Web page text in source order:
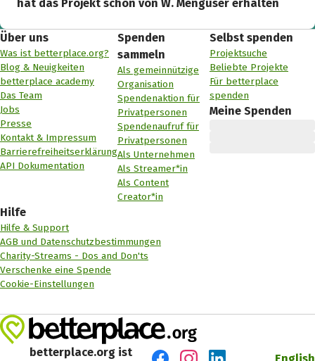
hat das Projekt schon von W. Menguser erhalten
Über uns
Was ist betterplace.org?
Blog & Neuigkeiten
betterplace academy
Das Team
Jobs
Presse
Kontakt & Impressum
Barrierefreiheitserklärung
API Dokumentation
Spenden
sammeln
Als gemeinnützige
Organisation
Spendenaktion für
Privatpersonen
Spendenaufruf für
Privatpersonen
Als Unternehmen
Als Streamer*in
Als Content
Creator*in
Selbst spenden
Projektsuche
Beliebte Projekte
Für betterplace
spenden
Meine Spenden
Hilfe
Hilfe & Support
AGB und Datenschutzbestimmungen
Charity-Streams - Dos and Don'ts
Verschenke eine Spende
Cookie-Einstellungen
betterplace.org ist
English